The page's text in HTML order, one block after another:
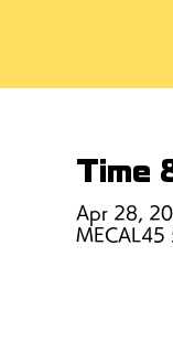
Time
Apr 28,
MECAL45